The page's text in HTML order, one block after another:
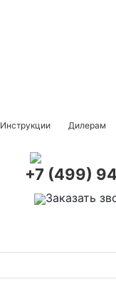
Инструкции Дилерам
+7 (499)
Заказать